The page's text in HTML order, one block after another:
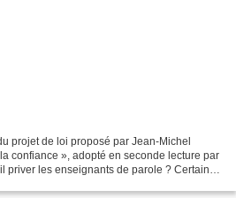
projet de loi proposé par Jean-Michel
confiance », adopté en seconde lecture par
priver les enseignants de parole ? Certains